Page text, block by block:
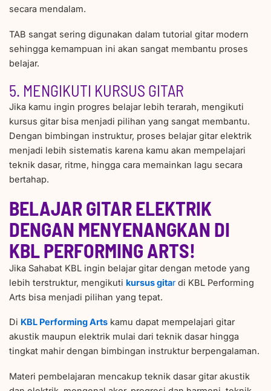
secara mendalam.
TAB sangat sering digunakan dalam tutorial gitar modern
sehingga kemampuan ini akan sangat membantu proses
belajar.
5. MENGIKUTI KURSUS GITAR
Jika kamu ingin progres belajar lebih terarah, mengikuti
kursus gitar bisa menjadi pilihan yang sangat membantu.
Dengan bimbingan instruktur, proses belajar gitar elektrik
menjadi lebih sistematis karena kamu akan mempelajari
teknik dasar, ritme, hingga cara memainkan lagu secara
bertahap.
BELAJAR GITAR ELEKTRIK
DENGAN MENYENANGKAN DI
KBL PERFORMING ARTS!
Jika Sahabat KBL ingin belajar gitar dengan metode yang
lebih terstruktur, mengikuti kursus gitardi KBL Performing
Arts bisa menjadi pilihan yang tepat.
Di KBL Performing Artskamu dapat mempelajari gitar
akustik maupun elektrik mulai dari teknik dasar hingga
tingkat mahir dengan bimbingan instruktur berpengalaman.
Materi pembelajaran mencakup teknik dasar gitar akustik